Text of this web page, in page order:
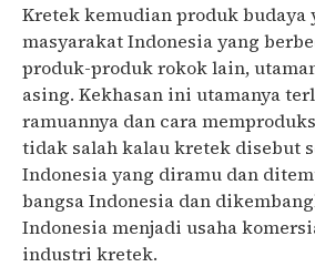
Kretek kemudian produk budaya
masyarakat Indonesia yang
produk-produk rokok lain,
asing. Kekhasan ini utamanya
ramuannya dan cara
tidak salah kalau kretek disebut
Indonesia yang diramu dan
bangsa Indonesia dan
Indonesia menjadi usaha
industri kretek.